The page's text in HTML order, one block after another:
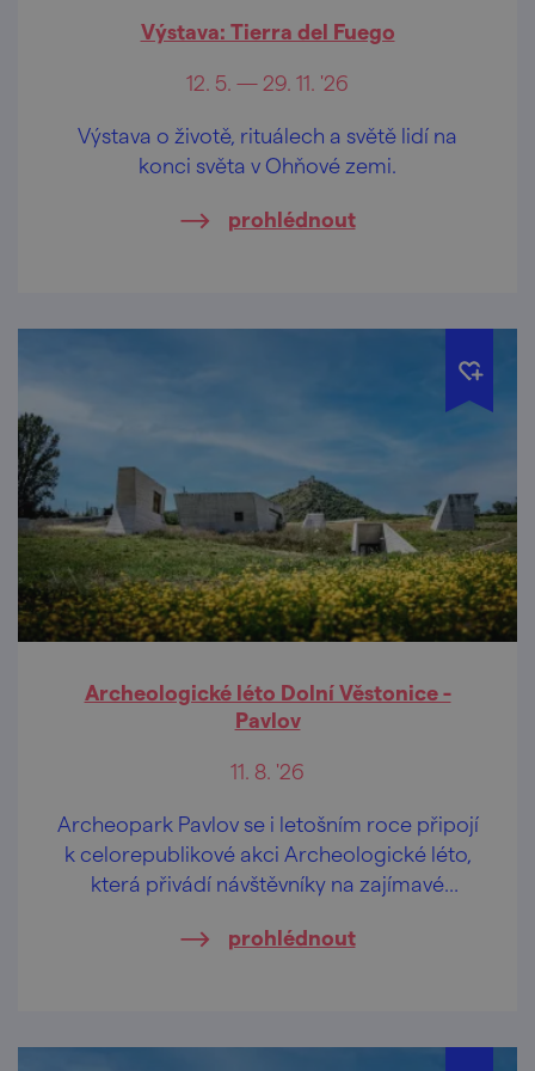
Výstava: Tierra del Fuego
12. 5. — 29. 11. '26
Výstava o životě, rituálech a světě lidí na
konci světa v Ohňové zemi.
prohlédnout
Archeologické léto Dolní Věstonice -
Pavlov
11. 8. '26
Archeopark Pavlov se i letošním roce připojí
k celorepublikové akci Archeologické léto,
která přivádí návštěvníky na zajímavé
odborníků z archeologických ústavů, muzeí
prohlédnout